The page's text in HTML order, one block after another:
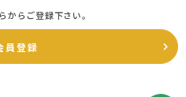
からご登録下さい。
員登録